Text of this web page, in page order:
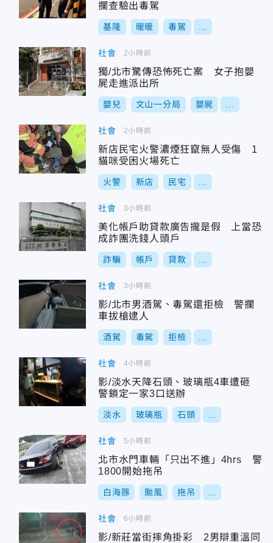
攔查驗出毒駕
基隆 暖暖 毒駕
社會
獨/北市驚傳恐怖死亡案 女子抱嬰
屍走進派出所
嬰兒 文山一分局 嬰屍
2小時前
社會
新店民宅火警濃煙狂竄無人受傷 1
貓咪受困火場死亡
火警 新店 民宅
2小時前
社會
美化帳戶助貸款廣告攏是假 上當恐
成詐團洗錢人頭戶
詐騙 帳戶 貸款
3小時前
社會
影/北市男酒駕、毒駕還拒檢 警攔
車拔槍逮人
酒駕 毒駕 拒檢
3小時前
社會
影/淡水天降石頭、玻璃瓶4車遭砸
警鎖定一家3口送辦
淡水 玻璃瓶 石頭
4小時前
社會
北市水門車輛「只出不進」4hrs 警
1800開始拖吊
白海豚 颱風 拖吊
5小時前
社會
影/新莊當街摔角掛彩 2男辯重溫同
6小時前